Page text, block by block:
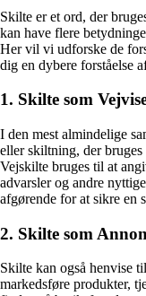
Skilte er et ord, der
kan have flere
Her vil vi udforske de
dig en dybere forståelse
1. Skilte som
I den mest almindelige
eller skiltning, der
Vejskilte bruges til at
advarsler og andre
afgørende for at sikre
2. Skilte som
Skilte kan også henvise
markedsføre produkter,